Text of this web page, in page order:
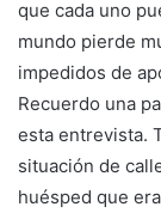
que cada uno
mundo pierde
impedidos de
Recuerdo una
esta entrevista.
situación de
huésped que